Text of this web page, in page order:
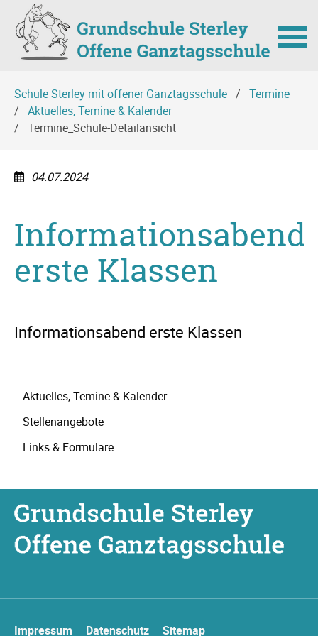
überspringen
Schule Sterley mit offener Ganztagsschule
Termine
Aktuelles, Temine & Kalender
Termine_Schule-Detailansicht
04.07.2024
Informationsabend
erste Klassen
Informationsabend erste Klassen
überspringen
Aktuelles, Temine & Kalender
Stellenangebote
Links & Formulare
überspringen
Impressum Datenschutz Sitemap